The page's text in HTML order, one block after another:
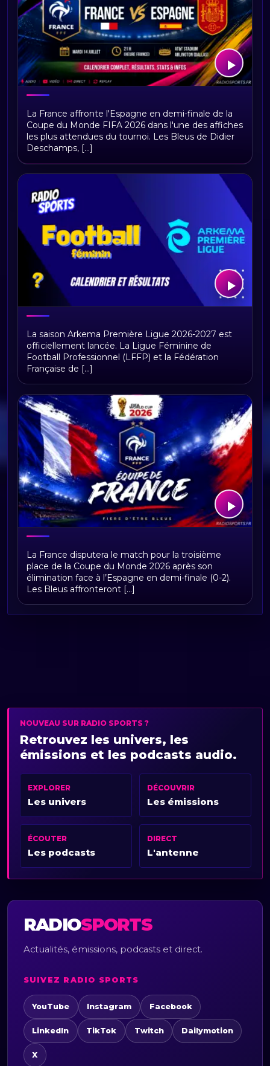
France–Espagne : heure, chaîne TV,
direct et compositions
La France affronte l'Espagne en demi-finale de la
Coupe du Monde FIFA 2026 dans l'une des affiches
les plus attendues du tournoi. Les Bleus de Didier
Deschamps, [...]
Arkema première ligue, calendrier et
résultats
La saison Arkema Première Ligue 2026-2027 est
officiellement lancée. La Ligue Féminine de
Football Professionnel (LFFP) et la Fédération
Française de [...]
Équipe de France à la Coupe du Monde
FIFA 2026 : calendrier, groupe,
résultats et parcours des Bleus
La France disputera le match pour la troisième
place de la Coupe du Monde 2026 après son
élimination face à l’Espagne en demi-finale (0-2).
Les Bleus affronteront [...]
NOUVEAU SUR RADIO SPORTS ?
Retrouvez les univers, les
émissions et les podcasts audio.
EXPLORER
Les univers
DÉCOUVRIR
Les émissions
ÉCOUTER
Les podcasts
DIRECT
L'antenne
RADIOSPORTS
Actualités, émissions, podcasts et direct.
SUIVEZ RADIO SPORTS
YouTube Instagram Facebook
LinkedIn TikTok Twitch Dailymotion
X